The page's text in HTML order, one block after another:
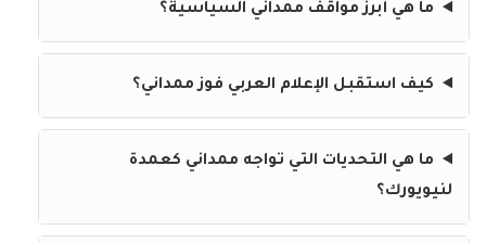
ما هي أبرز مواقف ممداني السياسية؟
كيف استقبل الإعلام العربي فوز ممداني؟
ما هي التحديات التي تواجه ممداني كعمدة
لنيويورك؟